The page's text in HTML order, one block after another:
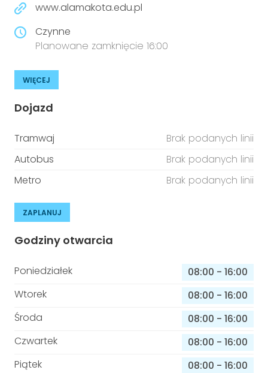
www.alamakota.edu.pl
Czynne
Planowane zamknięcie 16:00
WIĘCEJ
Dojazd
Tramwaj
Brak podanych linii
Autobus
Brak podanych linii
Metro
Brak podanych linii
ZAPLANUJ
Godziny otwarcia
Poniedziałek 08:00 - 16:00
Wtorek
08:00 - 16:00
Środa
08:00 - 16:00
Czwartek
08:00 - 16:00
Piątek
08:00 - 16:00